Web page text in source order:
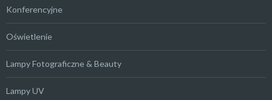
Konferencyjne
Oświetlenie
Lampy Fotograficzne & Beauty
Lampy UV